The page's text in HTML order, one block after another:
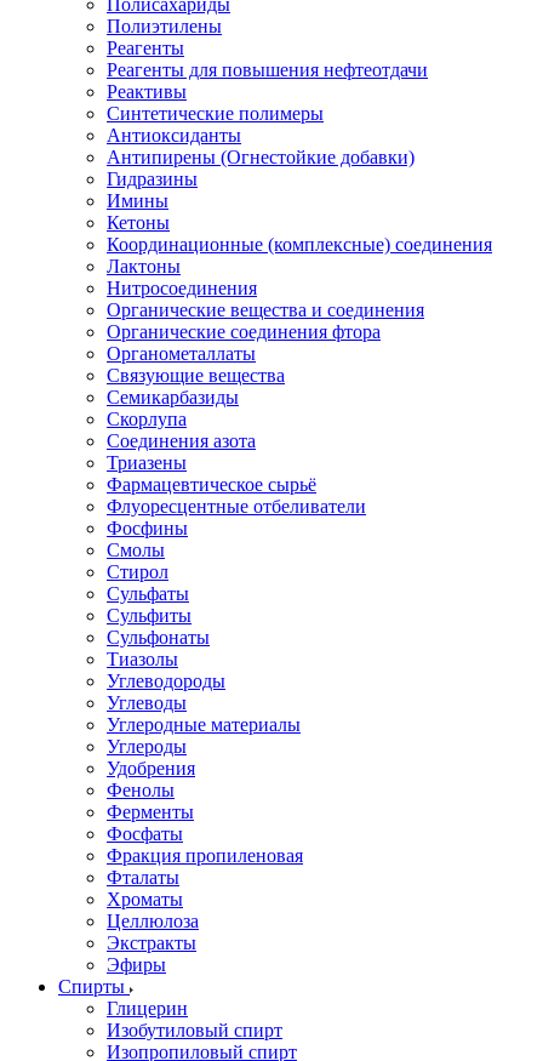
Полисахариды
Полиэтилены
Реагенты
Реагенты для повышения нефтеотдачи
Реактивы
Синтетические полимеры
Антиоксиданты
Антипирены (Огнестойкие добавки)
Гидразины
Имины
Кетоны
Координационные (комплексные) соединения
Лактоны
Нитросоединения
Органические вещества и соединения
Органические соединения фтора
Органометаллаты
Связующие вещества
Семикарбазиды
Скорлупа
Соединения азота
Триазены
Фармацевтическое сырьё
Флуоресцентные отбеливатели
Фосфины
Смолы
Стирол
Сульфаты
Сульфиты
Сульфонаты
Тиазолы
Углеводороды
Углеводы
Углеродные материалы
Углероды
Удобрения
Фенолы
Ферменты
Фосфаты
Фракция пропиленовая
Фталаты
Хроматы
Целлюлоза
Экстракты
Эфиры
Спирты
Глицерин
Изобутиловый спирт
Изопропиловый спирт